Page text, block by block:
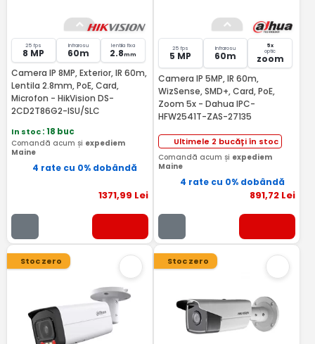
25 fps
8 MP
Infrarosu
60m
lentila fixa
2.8mm
Camera IP 8MP, Exterior, IR 60m,
Lentila 2.8mm, PoE, Card,
Microfon - HikVision DS-
2CD2T86G2-ISU/SLC
In stoc: 18 buc
Comandă acum și expediem
Maine
4 rate cu 0% dobândă
1371,99 Lei
25 fps
5 MP
Infrarosu
60m
5x
optic
zoom
Camera IP 5MP, IR 60m,
WizSense, SMD+, Card, PoE,
Zoom 5x - Dahua IPC-
HFW2541T-ZAS-27135
Ultimele 2 bucăți în stoc
Comandă acum și expediem
Maine
4 rate cu 0% dobândă
891,72 Lei
Stoc zero Stoc zero